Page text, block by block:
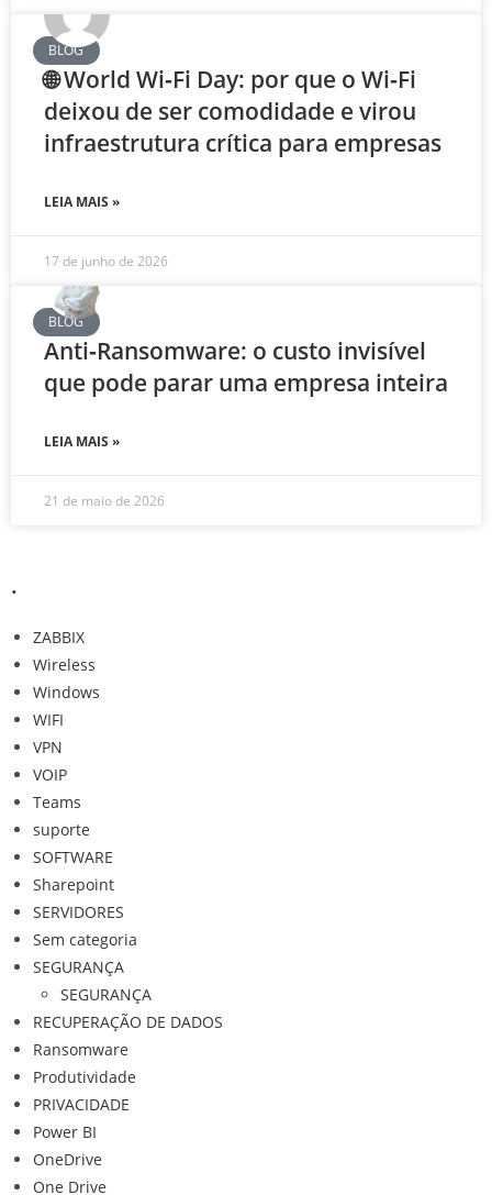
BLOG
🌐 World Wi‑Fi Day: por que o Wi‑Fi
deixou de ser comodidade e virou
infraestrutura crítica para empresas
LEIA MAIS »
17 de junho de 2026
BLOG
Anti‑Ransomware: o custo invisível
que pode parar uma empresa inteira
LEIA MAIS »
21 de maio de 2026
.
ZABBIX
Wireless
Windows
WIFI
VPN
VOIP
Teams
suporte
SOFTWARE
Sharepoint
SERVIDORES
Sem categoria
SEGURANÇA
SEGURANÇA
RECUPERAÇÃO DE DADOS
Ransomware
Produtividade
PRIVACIDADE
Power BI
OneDrive
One Drive